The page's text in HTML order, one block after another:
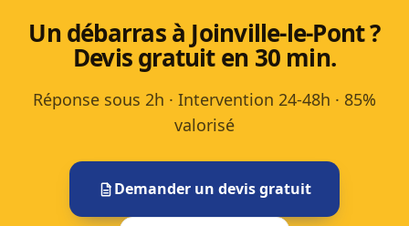
Un débarras à Joinville-le-Pont ?
Devis gratuit en 30 min.
Réponse sous 2h · Intervention 24-48h · 85%
valorisé
Demander un devis gratuit